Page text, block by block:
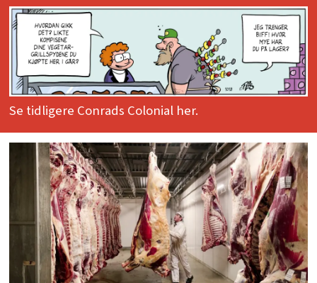
Se tidligere Conrads Colonial her.